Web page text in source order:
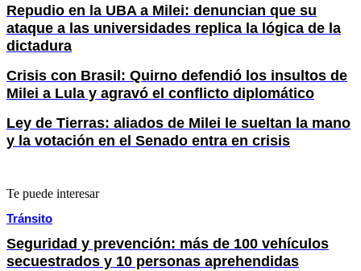
Repudio en la UBA a Milei: denuncian que su
ataque a las universidades replica la lógica de la
dictadura
Crisis con Brasil: Quirno defendió los insultos de
Milei a Lula y agravó el conflicto diplomático
Ley de Tierras: aliados de Milei le sueltan la mano
y la votación en el Senado entra en crisis
Te puede interesar
Tránsito
Seguridad y prevención: más de 100 vehículos
secuestrados y 10 personas aprehendidas